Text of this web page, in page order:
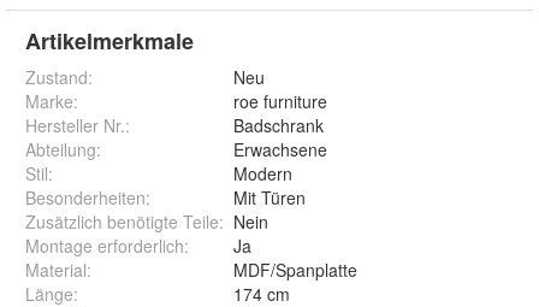
Artikelmerkmale
Zustand:
Neu
Marke:
roe furniture
Hersteller Nr.:
Badschrank
Abteilung:
Erwachsene
Stil:
Modern
Besonderheiten:
Mit Türen
Zusätzlich benötigte Teile: Nein
Montage erforderlich:
Ja
Material:
MDF/Spanplatte
Länge:
174 cm